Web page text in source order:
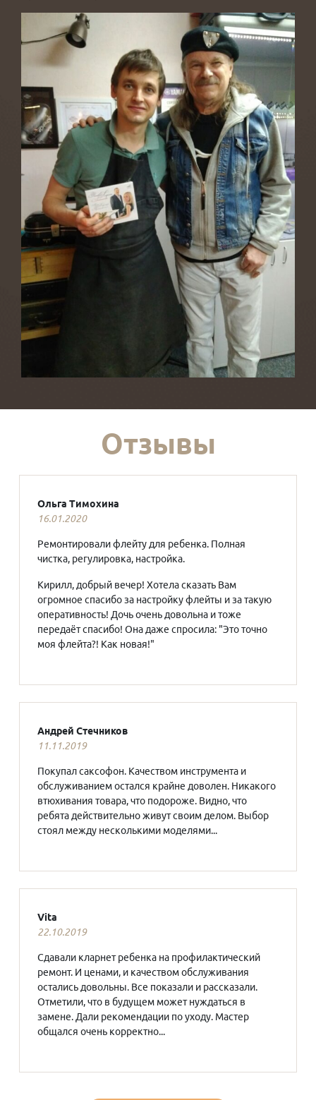
Отзывы
Ольга Тимохина
16.01.2020
Ремонтировали флейту для ребенка. Полная
чистка, регулировка, настройка.
Кирилл, добрый вечер! Хотела сказать Вам
огромное спасибо за настройку флейты и за такую
оперативность! Дочь очень довольна и тоже
передаёт спасибо! Она даже спросила: "Это точно
моя флейта?! Как новая!"
Андрей Стечников
11.11.2019
Покупал саксофон. Качеством инструмента и
обслуживанием остался крайне доволен. Никакого
втюхивания товара, что подороже. Видно, что
ребята действительно живут своим делом. Выбор
стоял между несколькими моделями...
Vita
22.10.2019
Сдавали кларнет ребенка на профилактический
ремонт. И ценами, и качеством обслуживания
остались довольны. Все показали и рассказали.
Отметили, что в будущем может нуждаться в
замене. Дали рекомендации по уходу. Мастер
общался очень корректно...